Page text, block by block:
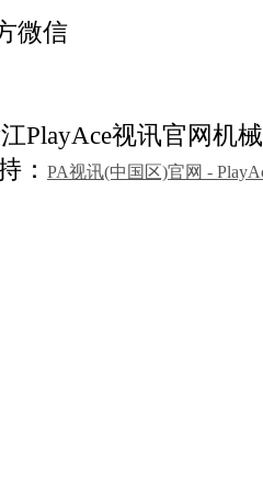
微信
PlayAce视讯官网机
： PA视讯(中国区)官网 -